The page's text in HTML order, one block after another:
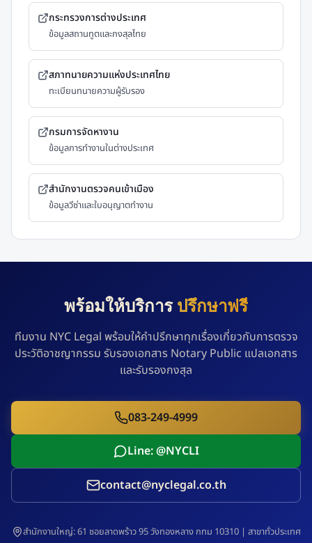
กระทรวงการต่างประเทศ
ข้อมูลสถานทูตและกงสุลไทย
สภาทนายความแห่งประเทศไทย
ทะเบียนทนายความผู้รับรอง
กรมการจัดหางาน
ข้อมูลการทำงานในต่างประเทศ
สำนักงานตรวจคนเข้าเมือง
ข้อมูลวีซ่าและใบอนุญาตทำงาน
พร้อมให้บริการปรึกษาฟรี
ทีมงาน NYC Legal พร้อมให้คำปรึกษาทุกเรื่องเกี่ยวกับการตรวจ
ประวัติอาชญากรรม รับรองเอกสาร Notary Public แปลเอกสาร
และรับรองกงสุล
083-249-4999
Line: @NYCLI
contact@nyclegal.co.th
สำนักงานใหญ่: 61 ซอยลาดพร้าว 95 วังทองหลาง กทม 10310 | สาขาทั่วประเทศ